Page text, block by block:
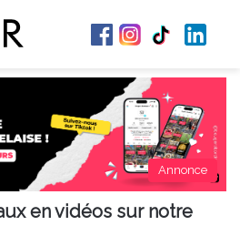
Annonce
en vidéos sur notre